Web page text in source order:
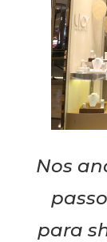
Nos
para